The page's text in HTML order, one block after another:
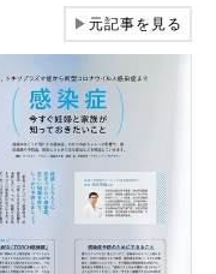
▶元記事を見る